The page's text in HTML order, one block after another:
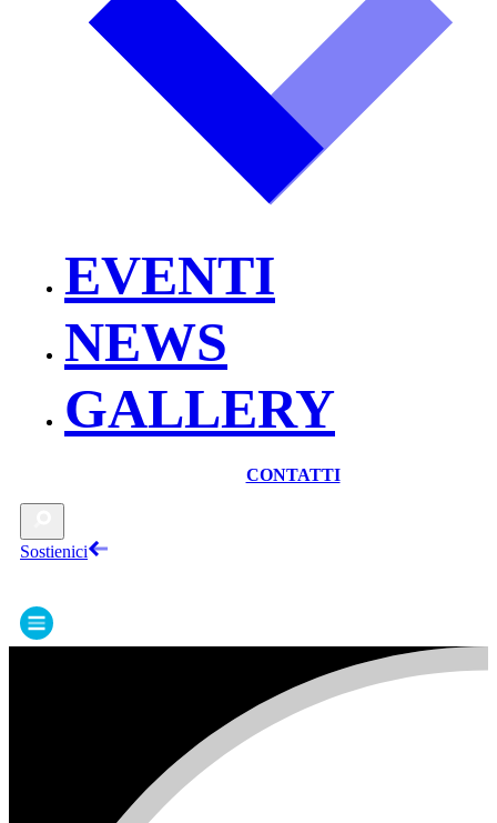
EVENTI
NEWS
GALLERY
CONTATTI
Sostienici